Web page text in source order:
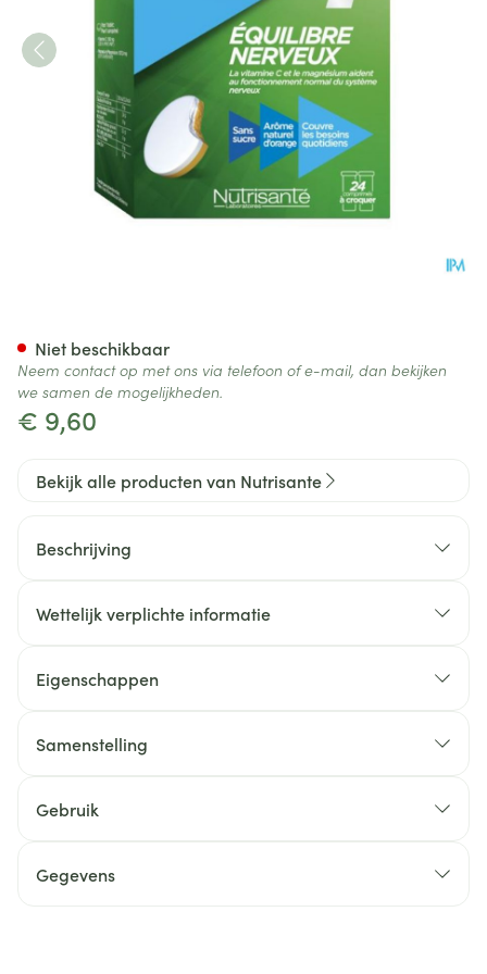
€ 9,60
Niet beschikbaar
Neem contact op met ons via telefoon of e-mail, dan bekijken
we samen de mogelijkheden.
Bekijk alle producten van Nutrisante
Beschrijving
Wettelijk verplichte informatie
Eigenschappen
Samenstelling
Gebruik
Gegevens